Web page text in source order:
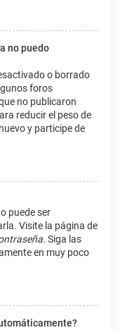
no puedo
o borrado
foros
no publicaron
reducir el peso de
y participe de
puede ser
Visite la página de
. Siga las
en muy poco